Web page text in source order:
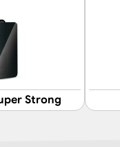
Strong